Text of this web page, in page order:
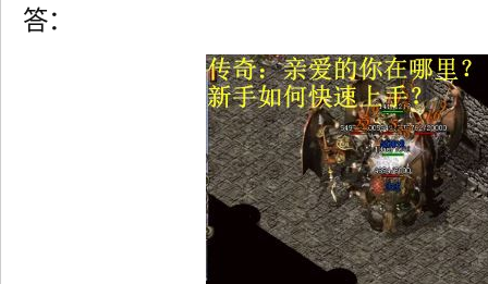
答：